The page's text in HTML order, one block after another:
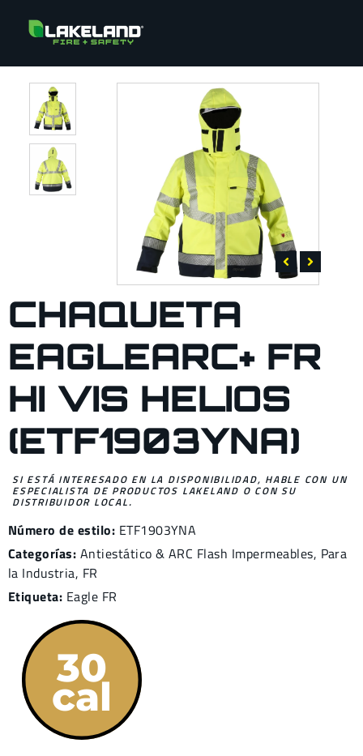
CHAQUETA
EAGLEARC+ FR
HI VIS HELIOS
(ETF1903YNA)
SI ESTÁ INTERESADO EN LA DISPONIBILIDAD, HABLE CON UN
ESPECIALISTA DE PRODUCTOS LAKELAND O CON SU
DISTRIBUIDOR LOCAL.
Número de estilo: ETF1903YNA
Categorías: Antiestático & ARC Flash Impermeables, Para
la Industria, FR
Etiqueta: Eagle FR